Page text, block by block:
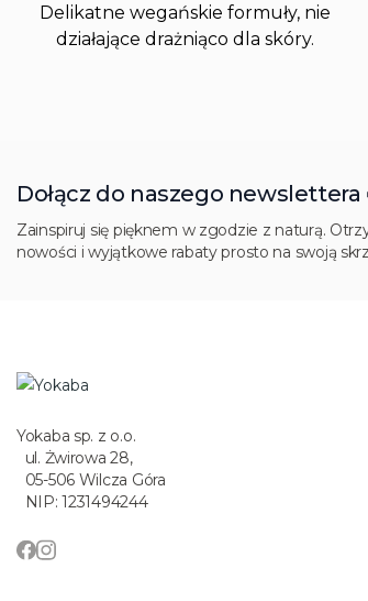
Delikatne wegańskie formuły, nie
działające drażniąco dla skóry.
Dołącz do naszego newslettera
Zainspiruj się pięknem w zgodzie z naturą.
nowości i wyjątkowe rabaty prosto na swoją
Yokaba sp. z o.o.
ul. Żwirowa 28,
05-506 Wilcza Góra
NIP: 1231494244